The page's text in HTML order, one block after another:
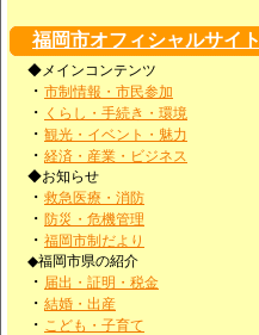
福岡市オフィシャルサイト
◆メインコンテンツ
・ 市制情報・市民参加
・ くらし・手続き・環境
・ 観光・イベント・魅力
・ 経済・産業・ビジネス
◆お知らせ
・ 救急医療・消防
・ 防災・危機管理
・ 福岡市制だより
◆福岡市県の紹介
・ 届出・証明・税金
・ 結婚・出産
・ こども・子育て